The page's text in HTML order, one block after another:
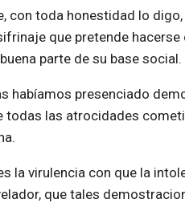
con toda honestidad lo
que pretende
parte de su base social.
habíamos presenciado
las atrocidades
la virulencia con que la
que tales